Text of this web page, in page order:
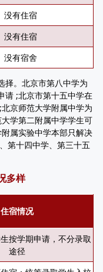
没有住宿
没有住宿
没有宿舍
。北京市第八中学为
请 ;北京市第十五中学在
京师范大学附属中学为
学第二附属中学学生可
属实验中学本部只解决
第十四中学、第三十五
多样
住宿情况
按学期申请，不分录取
途径